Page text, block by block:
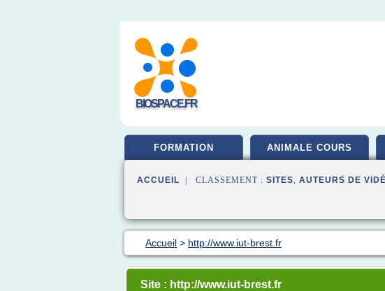
BIOSPACE.FR
FORMATION ANIMALE COURS
ACCUEIL | CLASSEMENT : SITES, AUTEURS DE
Accueil > http://www.iut-brest.fr
Site : http://www.iut-brest.fr